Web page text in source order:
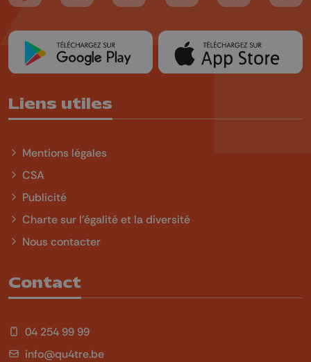
Liens utiles
Mentions légales
CSA
Publicité
Charte sur l'égalité et la diversité
Nous contacter
Contact
04 254 99 99
info@qu4tre.be